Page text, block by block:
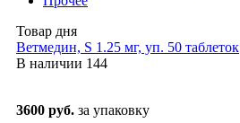
Товар дня
Ветмедин, S 1.25 мг, уп. 50 таблеток
В наличии 144
3600 руб. за упаковку